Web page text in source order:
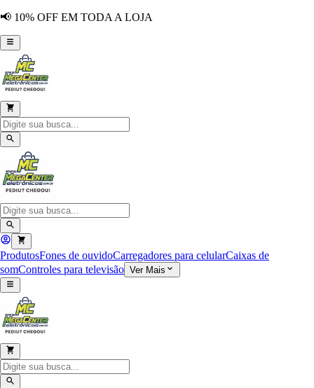
📢 10% OFF EM TODA A LOJA
ProdutosFones de ouvidoCarregadores para celularCaixas de
somControles para televisão Ver Mais